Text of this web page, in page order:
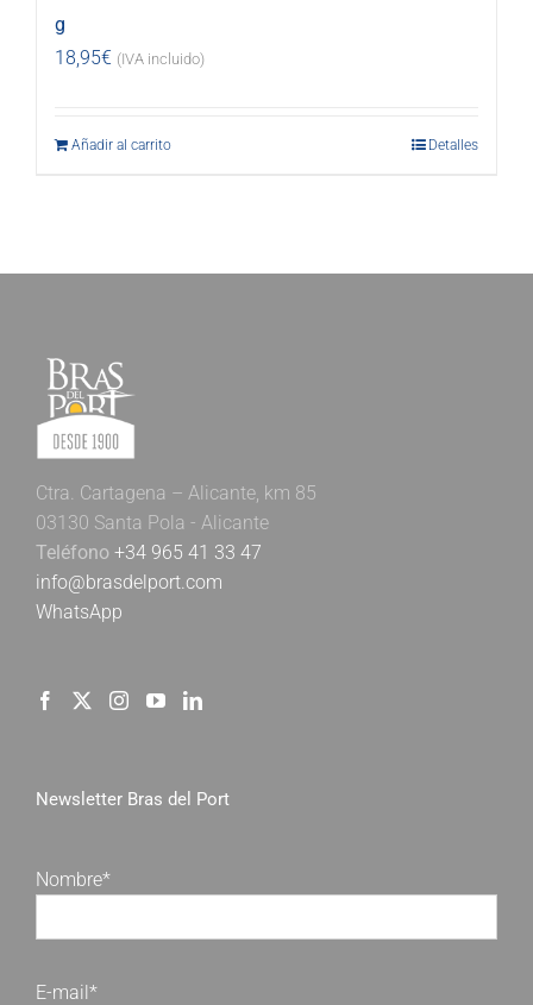
g
18,95€ (IVA incluido)
Añadir al carrito Detalles
Ctra. Cartagena – Alicante, km 85
03130 Santa Pola - Alicante
Teléfono +34 965 41 33 47
info@brasdelport.com
WhatsApp
Newsletter Bras del Port
Nombre*
E-mail*